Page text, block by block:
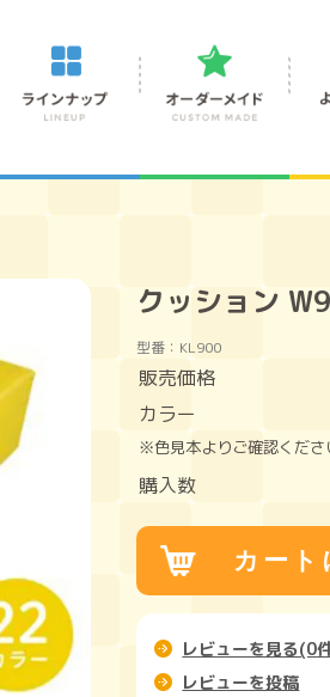
クッション
型番：KL900
販売価格
カラー
※色見本よりご確認くださ
購入数
レビューを見る(0
レビューを投稿